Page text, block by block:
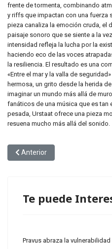
frente de tormenta, combinando
y riffs que impactan con una fuerza
pieza canaliza la emoción cruda, el
paisaje sonoro que se siente a la
intensidad refleja la lucha por la
haciendo eco de las voces
la resiliencia. El resultado es una
«Entre el mar y la valla de
hermosa, un grito desde la herida
imaginar un mundo más allá de
fanáticos de una música que es
pesada, Urstaat ofrece una pieza
resuena mucho más allá del sonido.
Artículo anterior: Wes Krux
Anterior
Te puede
Pravus abraza la